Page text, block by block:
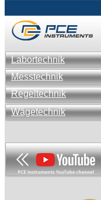
Labortechnik
Messtechnik
Regeltechnik
Wägetechnik